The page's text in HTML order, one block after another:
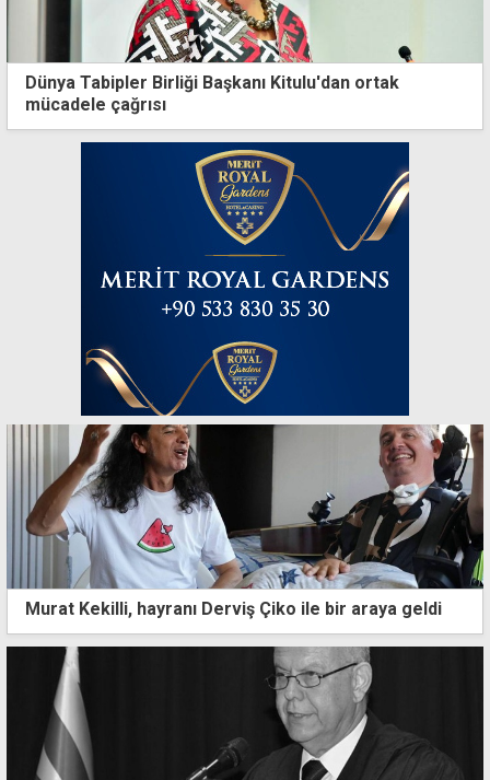
Dünya Tabipler Birliği Başkanı Kitulu'dan ortak
mücadele çağrısı
Murat Kekilli, hayranı Derviş Çiko ile bir araya geldi